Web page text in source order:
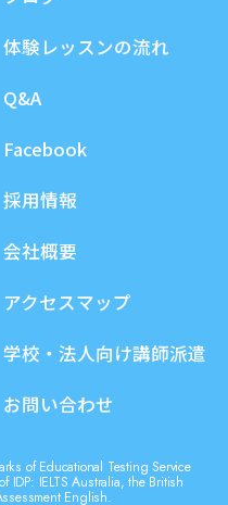
体験レッスンの流れ
Q&A
Facebook
採用情報
会社概要
アクセスマップ
学校・法人向け講師派遣
お問い合わせ
of Educational Testing Service
IDP: IELTS Australia, the British
English.